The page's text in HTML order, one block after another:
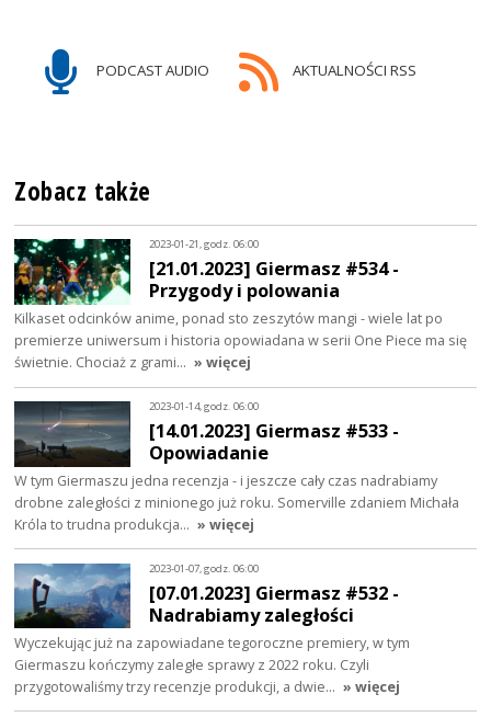
PODCAST AUDIO AKTUALNOŚCI RSS
Zobacz także
2023-01-21, godz. 06:00
[21.01.2023] Giermasz #534 -
Przygody i polowania
Kilkaset odcinków anime, ponad sto zeszytów mangi - wiele lat po
premierze uniwersum i historia opowiadana w serii One Piece ma się
świetnie. Chociaż z grami… » więcej
2023-01-14, godz. 06:00
[14.01.2023] Giermasz #533 -
Opowiadanie
W tym Giermaszu jedna recenzja - i jeszcze cały czas nadrabiamy
drobne zaległości z minionego już roku. Somerville zdaniem Michała
Króla to trudna produkcja… » więcej
2023-01-07, godz. 06:00
[07.01.2023] Giermasz #532 -
Nadrabiamy zaległości
Wyczekując już na zapowiadane tegoroczne premiery, w tym
Giermaszu kończymy zaległe sprawy z 2022 roku. Czyli
przygotowaliśmy trzy recenzje produkcji, a dwie… » więcej